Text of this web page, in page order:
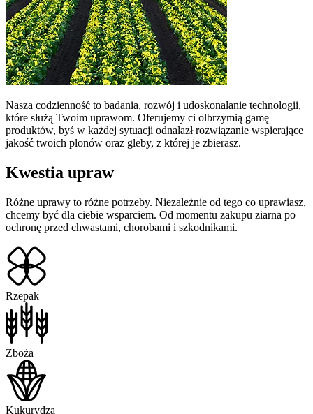
Nasza codzienność to badania, rozwój i udoskonalanie technologii,
które służą Twoim uprawom. Oferujemy ci olbrzymią gamę
produktów, byś w każdej sytuacji odnalazł rozwiązanie wspierające
jakość twoich plonów oraz gleby, z której je zbierasz.
Kwestia upraw
Różne uprawy to różne potrzeby. Niezależnie od tego co uprawiasz,
chcemy być dla ciebie wsparciem. Od momentu zakupu ziarna po
ochronę przed chwastami, chorobami i szkodnikami.
Rzepak
Zboża
Kukurydza